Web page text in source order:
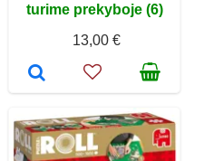
turime prekyboje (6)
13,00 €